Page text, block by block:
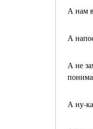
А нам
А
А не
А ну-